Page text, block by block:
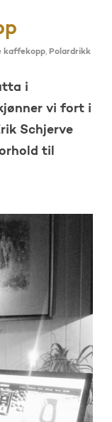
kaffekopp, Polardrikk
i
vi fort i
Schjerve
til